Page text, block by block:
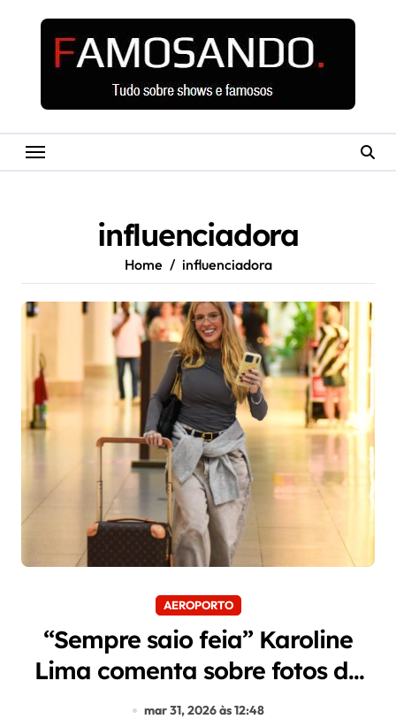
influenciadora
Home influenciadora
AEROPORTO
“Sempre saio feia” Karoline
Lima comenta sobre fotos de
paparazzi
mar 31, 2026 às 12:48